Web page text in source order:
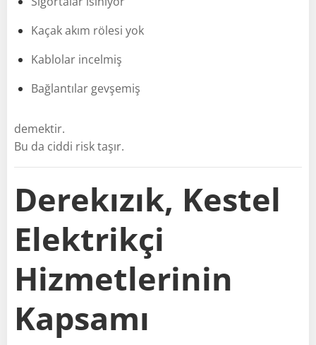
Kaçak akım rölesi yok
Kablolar incelmiş
Bağlantılar gevşemiş
demektir.
Bu da ciddi risk taşır.
Derekızık, Kestel
Elektrikçi
Hizmetlerinin
Kapsamı